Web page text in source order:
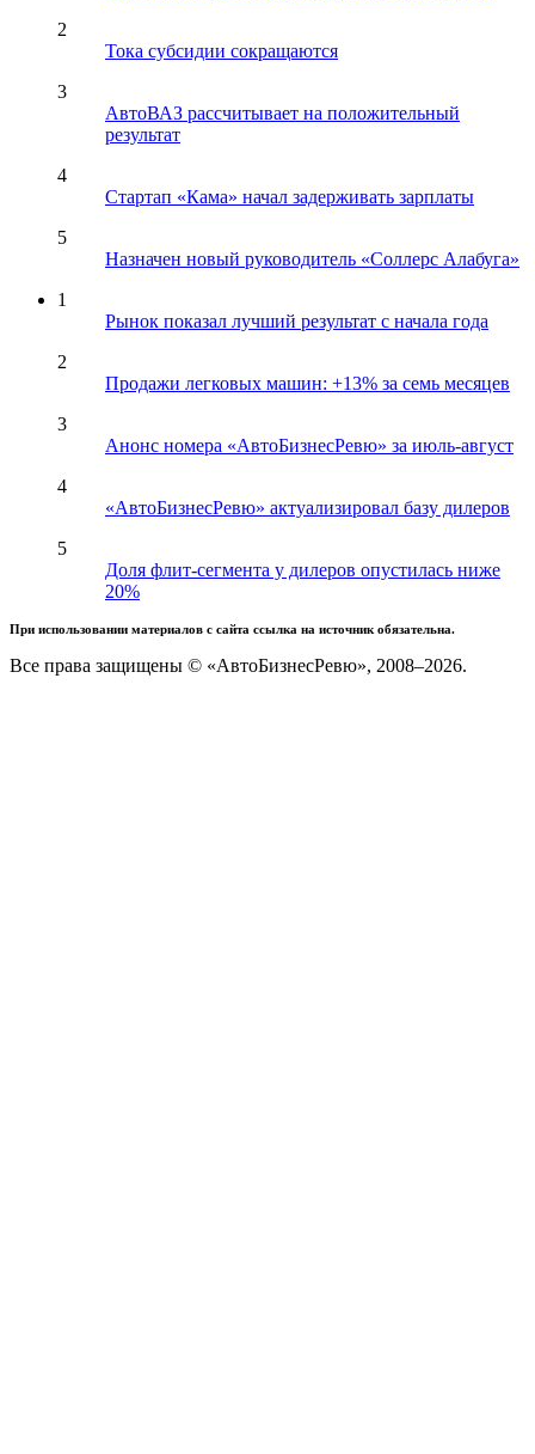
2
Тока субсидии сокращаются
3
АвтоВАЗ рассчитывает на положительный
результат
4
Стартап «Кама» начал задерживать зарплаты
5
Назначен новый руководитель «Соллерс Алабуга»
1
Рынок показал лучший результат с начала года
2
Продажи легковых машин: +13% за семь месяцев
3
Анонс номера «АвтоБизнесРевю» за июль-август
4
«АвтоБизнесРевю» актуализировал базу дилеров
5
Доля флит-сегмента у дилеров опустилась ниже
20%
При использовании материалов с сайта ссылка на источник обязательна.
Все права защищены © «АвтоБизнесРевю», 2008–2026.